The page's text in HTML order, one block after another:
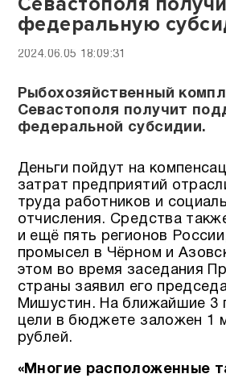
федеральную
2024.06.05 18:09:31
Рыбохозяйственный
Севастополя получит
федеральной субсидии.
Деньги пойдут на
затрат предприятий
труда работников и
отчисления. Средства
и ещё пять регионов
промысел в Чёрном и
этом во время заседания
страны заявил его
Мишустин. На ближайшие 3
цели в бюджете заложен 1
рублей.
«Многие расположенные